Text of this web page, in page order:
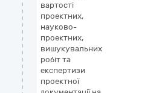
вартості
проектних,
науково-
проектних,
вишукувальних
робіт та
експертизи
проектної